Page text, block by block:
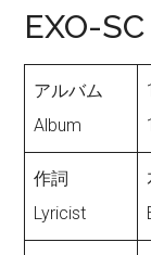
EXO-
アルバム
Album
作詞
Lyricist